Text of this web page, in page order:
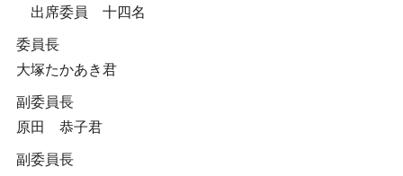
出席委員 十四名
委員長
大塚たかあき君
副委員長
原田 恭子君
副委員長